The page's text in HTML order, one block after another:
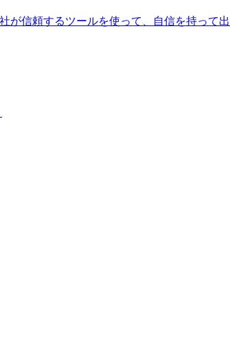
信頼するツールを使って、自信を持って